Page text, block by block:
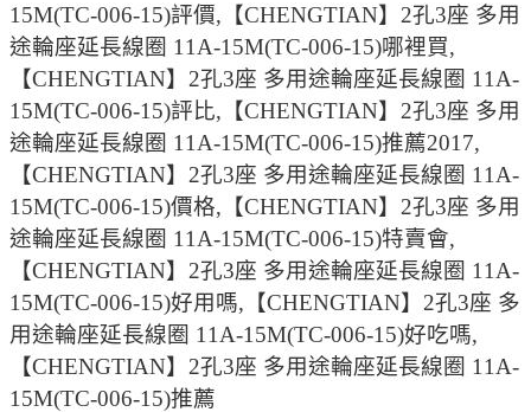
15M(TC-006-15)評價,【CHENGTIAN】2孔3座 多用
途輪座延長線圈 11A-15M(TC-006-15)哪裡買,
【CHENGTIAN】2孔3座 多用途輪座延長線圈 11A-
15M(TC-006-15)評比,【CHENGTIAN】2孔3座 多用
途輪座延長線圈 11A-15M(TC-006-15)推薦2017,
【CHENGTIAN】2孔3座 多用途輪座延長線圈 11A-
15M(TC-006-15)價格,【CHENGTIAN】2孔3座 多用
途輪座延長線圈 11A-15M(TC-006-15)特賣會,
【CHENGTIAN】2孔3座 多用途輪座延長線圈 11A-
15M(TC-006-15)好用嗎,【CHENGTIAN】2孔3座 多
用途輪座延長線圈 11A-15M(TC-006-15)好吃嗎,
【CHENGTIAN】2孔3座 多用途輪座延長線圈 11A-
15M(TC-006-15)推薦